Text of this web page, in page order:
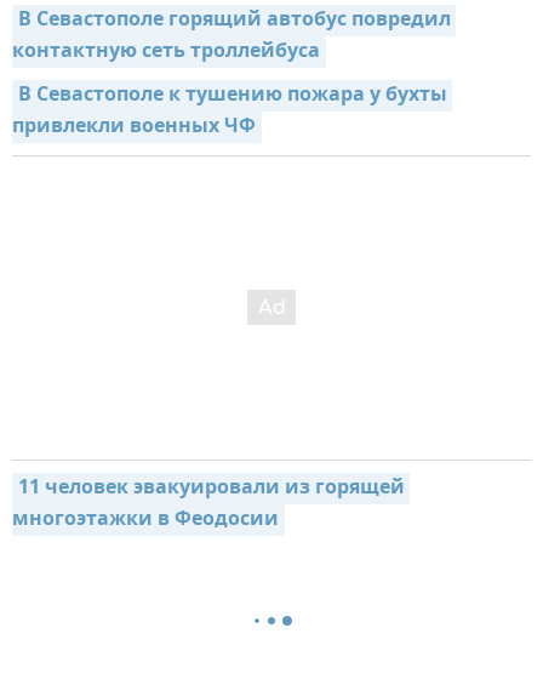
В Севастополе горящий автобус повредил
контактную сеть троллейбуса
В Севастополе к тушению пожара у бухты
привлекли военных ЧФ
11 человек эвакуировали из горящей
многоэтажки в Феодосии